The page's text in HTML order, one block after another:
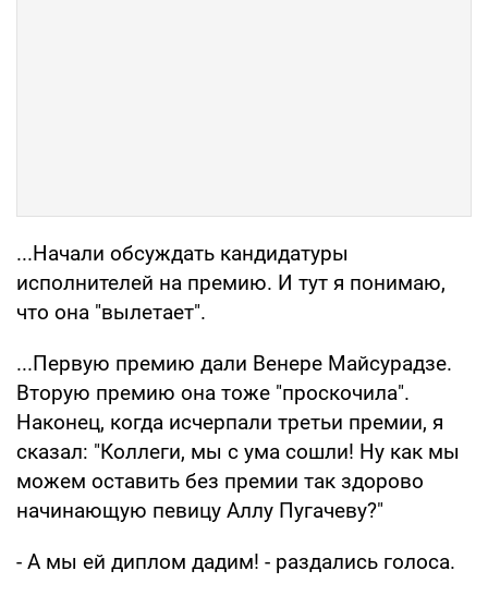
...Начали обсуждать кандидатуры
исполнителей на премию. И тут я понимаю,
что она "вылетает".
...Первую премию дали Венере Майсурадзе.
Вторую премию она тоже "проскочила".
Наконец, когда исчерпали третьи премии, я
сказал: "Коллеги, мы с ума сошли! Ну как мы
можем оставить без премии так здорово
начинающую певицу Аллу Пугачеву?"
- А мы ей диплом дадим! - раздались голоса.